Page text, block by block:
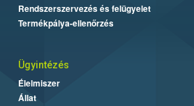
Rendszerszervezés és felügyelet
Termékpálya-ellenőrzés
Ügyintézés
Élelmiszer
Állat